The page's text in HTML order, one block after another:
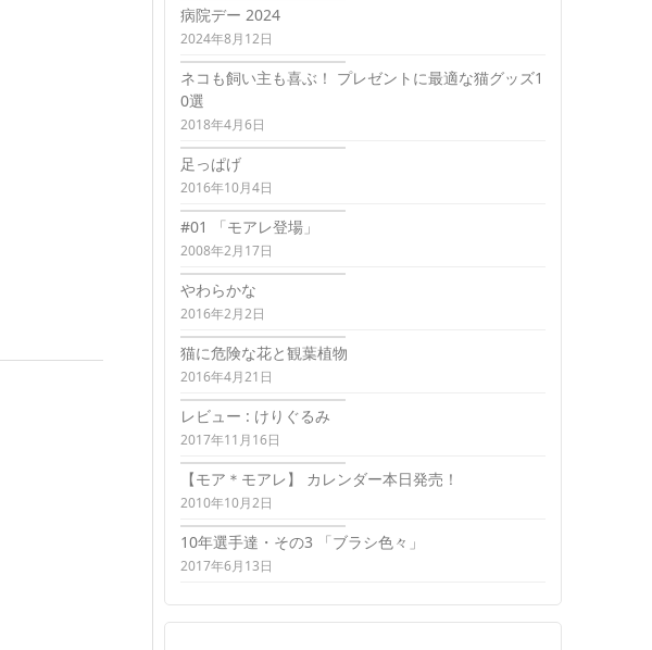
病院デー 2024
2024年8月12日
ネコも飼い主も喜ぶ！ プレゼントに最適な猫グッズ1
0選
2018年4月6日
足っぱげ
2016年10月4日
#01 「モアレ登場」
2008年2月17日
やわらかな
2016年2月2日
猫に危険な花と観葉植物
2016年4月21日
レビュー : けりぐるみ
2017年11月16日
【モア＊モアレ】 カレンダー本日発売！
2010年10月2日
10年選手達・その3 「ブラシ色々」
2017年6月13日